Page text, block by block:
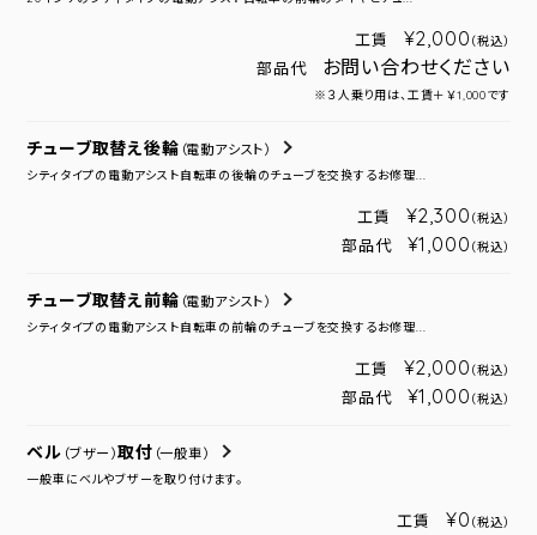
工賃 ¥2,000 （税込）
部品代 お問い合わせください
※３人乗り用は、工賃＋￥1,000です
チューブ取替え後輪 （電動アシスト）
シティタイプの電動アシスト自転車の後輪のチューブを交換するお修理...
工賃 ¥2,300 （税込）
部品代 ¥1,000 （税込）
チューブ取替え前輪 （電動アシスト）
シティタイプの電動アシスト自転車の前輪のチューブを交換するお修理...
工賃 ¥2,000 （税込）
部品代 ¥1,000 （税込）
ベル （ブザー）取付 （一般車）
一般車にベルやブザーを取り付けます。
工賃 ¥0 （税込）